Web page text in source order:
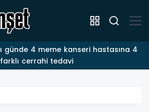
farklı cerrahi tedavi